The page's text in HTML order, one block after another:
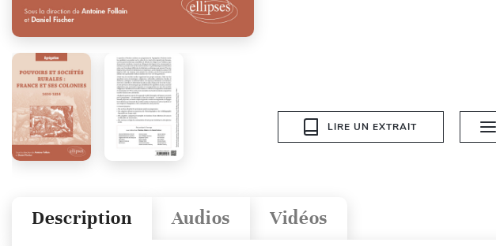
LIRE UN EXTRAIT
Vidéos
Audios
Description